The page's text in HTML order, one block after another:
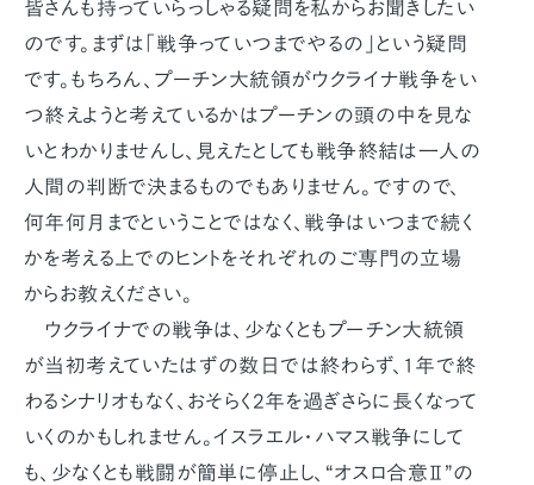
皆さんも持っていらっしゃる疑問を私からお聞きしたい
のです。まずは「戦争っていつまでやるの」という疑問
です。もちろん、プーチン大統領がウクライナ戦争をい
つ終えようと考えているかはプーチンの頭の中を見な
いとわかりませんし、見えたとしても戦争終結は一人の
人間の判断で決まるものでもありません。ですので、
何年何月までということではなく、戦争はいつまで続く
かを考える上でのヒントをそれぞれのご専門の立場
からお教えください。
ウクライナでの戦争は、少なくともプーチン大統領
が当初考えていたはずの数日では終わらず、1年で終
わるシナリオもなく、おそらく2年を過ぎさらに長くなって
いくのかもしれません。イスラエル・ハマス戦争にして
も、少なくとも戦闘が簡単に停止し、“オスロ合意Ⅱ”の